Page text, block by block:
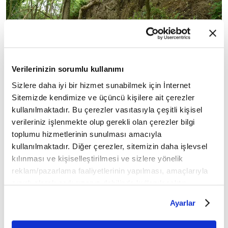
Verilerinizin sorumlu kullanımı
Sizlere daha iyi bir hizmet sunabilmek için İnternet
Sitemizde kendimize ve üçüncü kişilere ait çerezler
kullanılmaktadır. Bu çerezler vasıtasıyla çeşitli kişisel
verileriniz işlenmekte olup gerekli olan çerezler bilgi
toplumu hizmetlerinin sunulması amacıyla
kullanılmaktadır. Diğer çerezler, sitemizin daha işlevsel
kılınması ve kişiselleştirilmesi ve sizlere yönelik
reklam/pazarlama faaliyetlerinin yapılması, amaçlarıyla
sınırlı olarak açık rızanız dahilinde kullanılacaktır.
belirleyebilirsiniz. Çerezlere ilişkin detaylı bilgi için
Ayarlar butonuna tıklayabilir,Çerez Bilgilendirme
Ayarlar
Avrupa'daki siyasî gelişmeler Macar Krallığı'na
yönelik politikalarda önemli değişmelere yol açtı.
Macar Kralı II. LayoşOsmanlı tehdidi karşısında
güçlü müttefikler bulamadı. Macaristan'daki
asilzadelerin bir bölümü de II. Layoş'un
idaresinden rahatsızdı.
yanında vezîriâzam ve aynı zamanda
Rumeli beylerbeyi olan İbrâhim Paşa olduğu halde